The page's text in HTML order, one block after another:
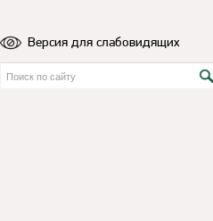
Версия для слабовидящих